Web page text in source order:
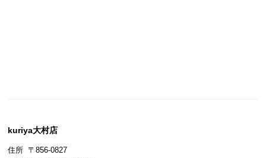
kuriya大村店
住所 〒856-0827